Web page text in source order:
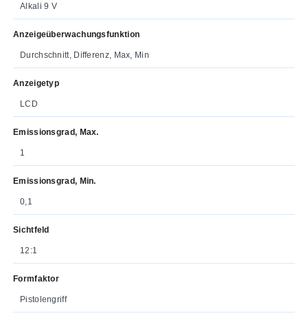
Alkali 9 V
Anzeigeüberwachungsfunktion
Durchschnitt, Differenz, Max, Min
Anzeigetyp
LCD
Emissionsgrad, Max.
1
Emissionsgrad, Min.
0,1
Sichtfeld
12:1
Formfaktor
Pistolengriff